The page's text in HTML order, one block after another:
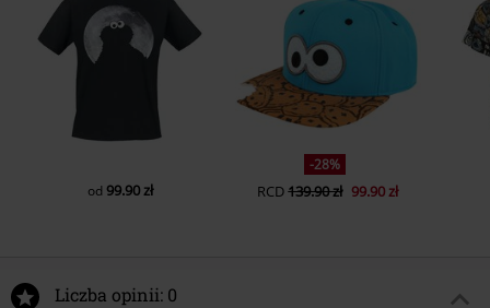
od 99.90 zł
-28%
RCD139.90 zł 99.90 zł
Liczba opinii: 0